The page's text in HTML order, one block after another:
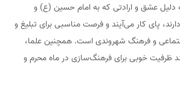
دلیل عشق و ارادتی که به امام حسین (ع) و
پای کار می‌آیند و فرصت مناسبی برای تبلیغ و
و فرهنگ شهروندی است. همچنین علما،
ظرفیت خوبی برای فرهنگ‌سازی در ماه محرم و